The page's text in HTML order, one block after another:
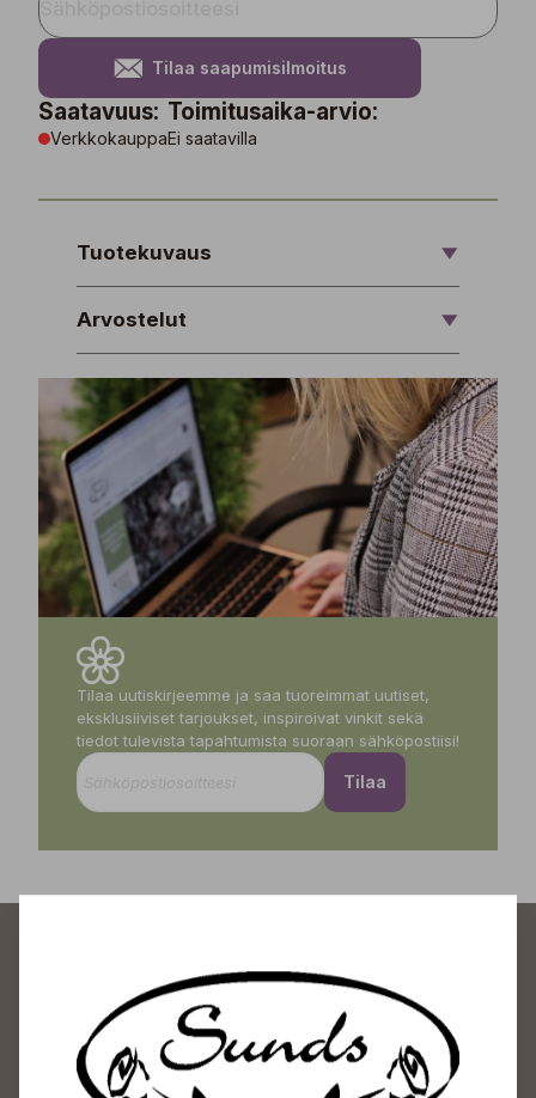
Tilaa saapumisilmoitus
Saatavuus:
Verkkokauppa
Toimitusaika-arvio:
Ei saatavilla
Tuotekuvaus
Arvostelut
Tilaa uutiskirjeemme ja saa tuoreimmat uutiset,
eksklusiiviset tarjoukset, inspiroivat vinkit sekä
tiedot tulevista tapahtumista suoraan sähköpostiisi!
Tilaa
Sundin Puutarhakeskus